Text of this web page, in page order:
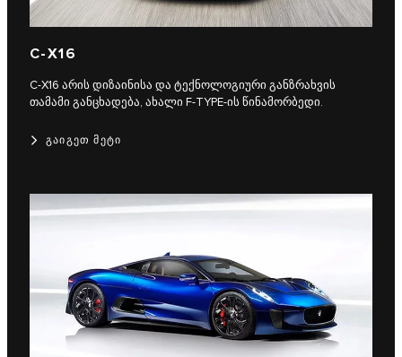
C‑X16
C‑X16 არის დიზაინისა და ტექნოლოგიური განზრახვის
თამამი განცხადება, ახალი F‑TYPE-ის წინამორბედი.
ᲒᲐᲘᲒᲔᲗ ᲛᲔᲢᲘ